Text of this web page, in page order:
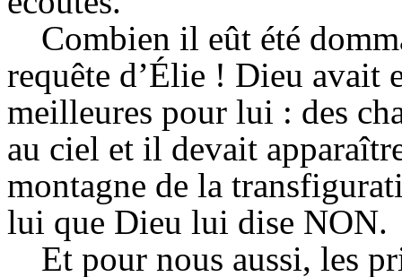
Combien il eût été
requête d’Élie ! Dieu avait
meilleures pour lui : des
au ciel et il devait
montagne de la
lui que Dieu lui dise NON.
Et pour nous aussi, les